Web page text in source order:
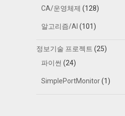
CA/운영체제 (128)
알고리즘/AI (101)
정보기술 프로젝트 (25)
파이썬 (24)
SimplePortMonitor(1)